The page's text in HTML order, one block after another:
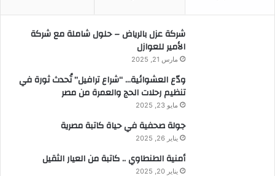
شركة عزل بالرياض – حلول شاملة مع شركة
الأمير للعوازل
مارس 21, 2025
ودّع العشوائية… “شراع ترافيل” تُحدث ثورة في
تنظيم رحلات الحج والعمرة من مصر
مايو 23, 2025
جولة صحفية في حياة كاتبة مصرية
يناير 26, 2025
أمنية الطنطاوي .. كاتبة من العيار الثقيل
يناير 20, 2025